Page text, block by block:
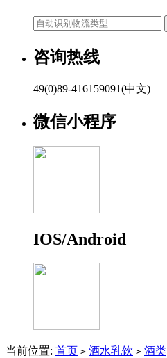
咨询热线
49(0)89-416159091(中文)
微信小程序
IOS/Android
当前位置: 首页 > 酒水乳饮 > 酒类